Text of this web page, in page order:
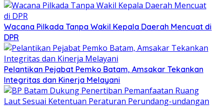
Wacana Pilkada Tanpa Wakil Kepala Daerah Mencuat di
DPR
Pelantikan Pejabat Pemko Batam, Amsakar Tekankan
Integritas dan Kinerja Melayani